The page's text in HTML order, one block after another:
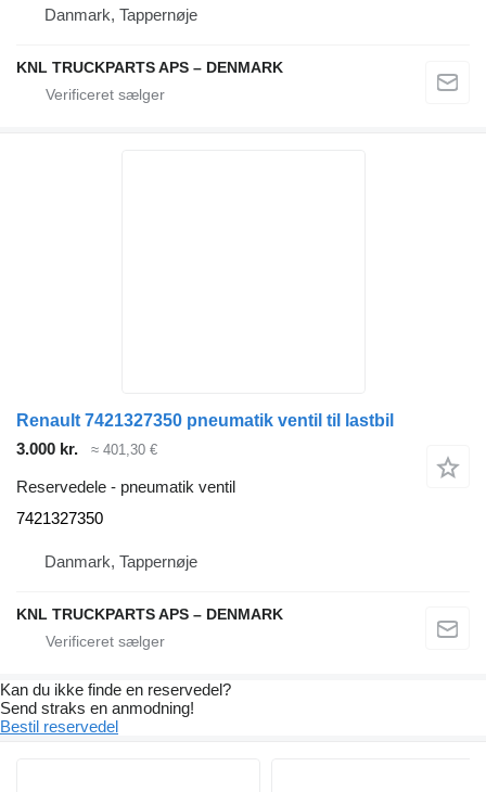
Danmark, Tappernøje
KNL TRUCKPARTS APS – DENMARK
Renault 7421327350 pneumatik ventil til lastbil
3.000 kr.
≈ 401,30 €
Reservedele - pneumatik ventil
7421327350
Danmark, Tappernøje
KNL TRUCKPARTS APS – DENMARK
Kan du ikke finde en reservedel?
Send straks en anmodning!
Bestil reservedel